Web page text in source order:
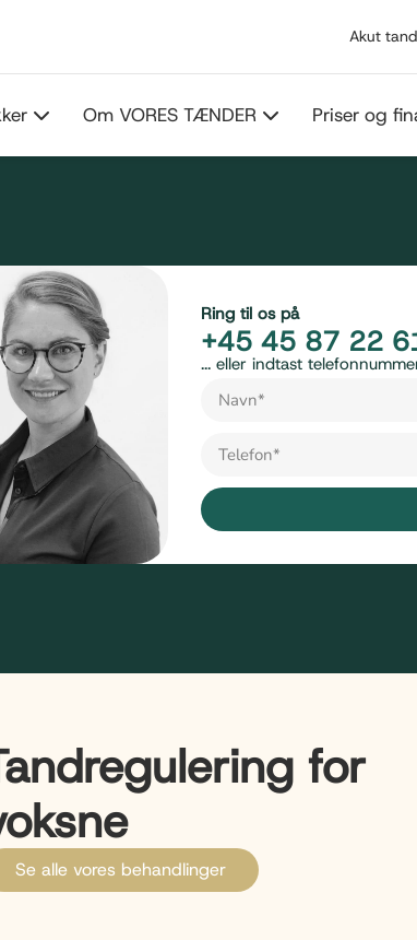
Akut
Om VORES TÆNDER Priser og
Ring til os på
+45 45 87 22
... eller indtast
for
Se alle vores behandlinger